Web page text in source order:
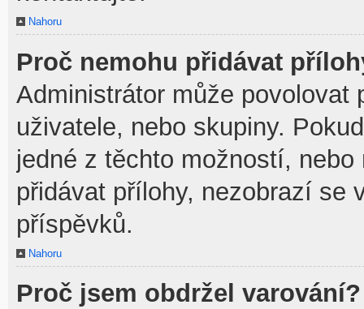
Nahoru
Proč nemohu přidávat
Administrátor může povolovat
uživatele, nebo skupiny.
jedné z těchto možností,
přidávat přílohy, nezobrazí se
příspěvků.
Nahoru
Proč jsem obdržel varování?